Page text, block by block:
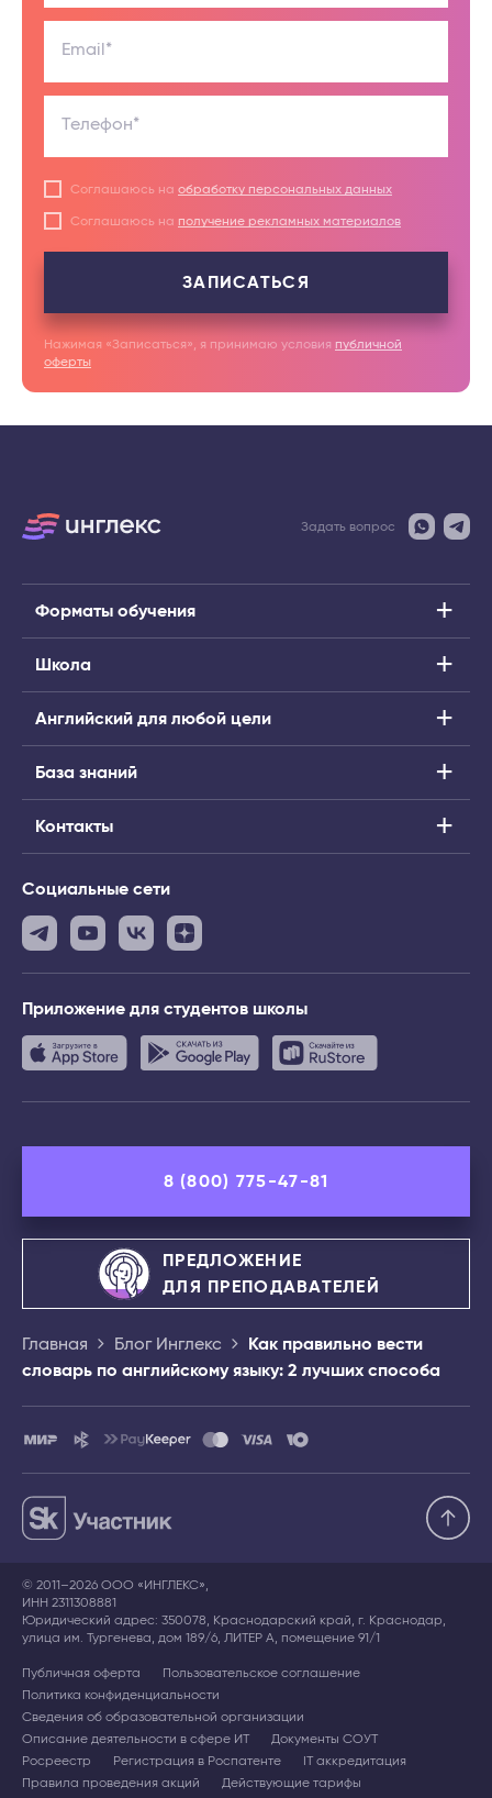
Email*
Телефон*
Соглашаюсь на обработку персональных данных
Соглашаюсь на получение рекламных материалов
ЗАПИСАТЬСЯ
Нажимая «Записаться», я принимаю условия публичной
оферты
Задать вопрос
Форматы обучения
Школа
Английский для любой цели
База знаний
Контакты
Социальные сети
Приложение для студентов школы
8 (800) 775-47-81
ПРЕДЛОЖЕНИЕ
ДЛЯ ПРЕПОДАВАТЕЛЕЙ
Главная Блог Инглекс
Как правильно вести
словарь по английскому языку: 2 лучших способа
© 2011–2026 ООО «ИНГЛЕКС»,
ИНН 2311308881
Юридический адрес: 350078, Краснодарский край, г. Краснодар,
улица им. Тургенева, дом 189/6, ЛИТЕР А, помещение 91/1
Публичная оферта
Пользовательское соглашение
Политика конфиденциальности
Сведения об образовательной организации
Описание деятельности в сфере ИТ
Документы СОУТ
Росреестр
Регистрация в Роспатенте
IT аккредитация
Правила проведения акций
Действующие тарифы